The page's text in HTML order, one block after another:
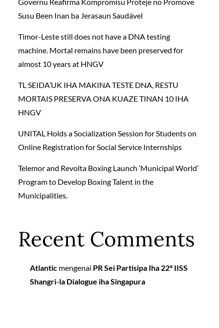
Susu Been Inan ba Jerasaun Saudável
Timor-Leste still does not have a DNA testing
machine. Mortal remains have been preserved for
almost 10 years at HNGV
TL SEIDA’UK IHA MAKINA TESTE DNA, RESTU
MORTAIS PRESERVA ONA KUAZE TINAN 10 IHA
HNGV
UNITAL Holds a Socialization Session for Students on
Online Registration for Social Service Internships
Telemor and Revolta Boxing Launch ‘Municipal World’
Program to Develop Boxing Talent in the
Municipalities.
Recent Comments
Atlantic mengenai PR Sei Partisipa Iha 22º IISS
Shangri-la Dialogue iha Singapura